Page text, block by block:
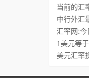
当前的汇
中行外汇
汇率网:
1美元等
美元汇率